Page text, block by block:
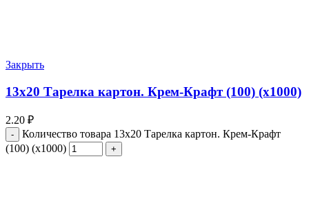
Закрыть
13х20 Тарелка картон. Крем-Крафт (100) (х1000)
2.20 ₽
Количество товара 13х20 Тарелка картон. Крем-Крафт
(100) (х1000)